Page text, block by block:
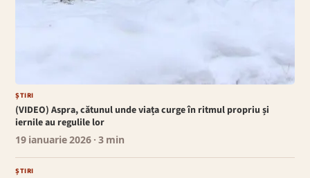
ȘTIRI
(VIDEO) Aspra, cătunul unde viața curge în ritmul propriu și
iernile au regulile lor
19 ianuarie 2026 · 3 min
ȘTIRI